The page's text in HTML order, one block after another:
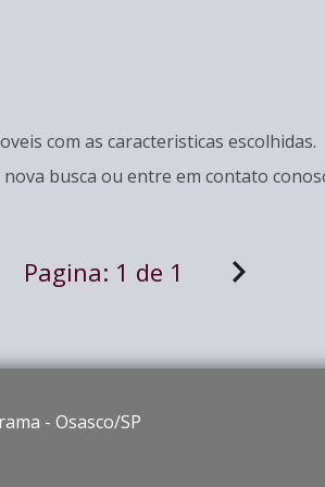
com as caracteristicas escolhidas.
busca ou entre em contato
Pagina: 1 de 1
- Osasco/SP